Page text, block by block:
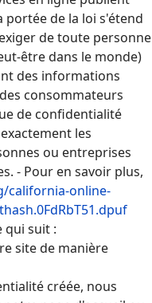
de la loi s'étend
de toute personne
être dans le monde)
des informations
consommateurs
de confidentialité
les
ou entreprises
- Pour en savoir plus,
california-online-
qui suit :
site de manière
créée, nous